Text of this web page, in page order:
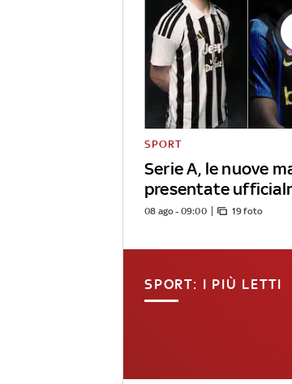
Serie A, le nuove
presentate
SPORT
08 ago - 09:00 19 foto
SPORT: I PIÙ LETTI